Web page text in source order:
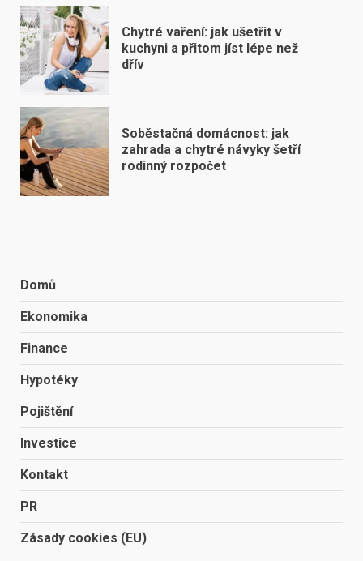
Chytré vaření: jak ušetřit v
kuchyni a přitom jíst lépe než
dřív
Soběstačná domácnost: jak
zahrada a chytré návyky šetří
rodinný rozpočet
Domů
Ekonomika
Finance
Hypotéky
Pojištění
Investice
Kontakt
PR
Zásady cookies (EU)